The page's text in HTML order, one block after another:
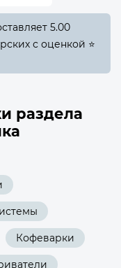
5.00
с оценкой ⭐
раздела
Кофеварки